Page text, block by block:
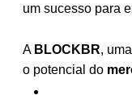
um sucesso para
A BLOCKBR,
o potencial do